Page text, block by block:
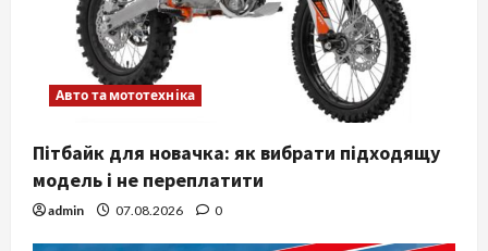
Авто та мототехніка
Пітбайк для новачка: як вибрати підходящу
модель і не переплатити
admin 07.08.2026 0